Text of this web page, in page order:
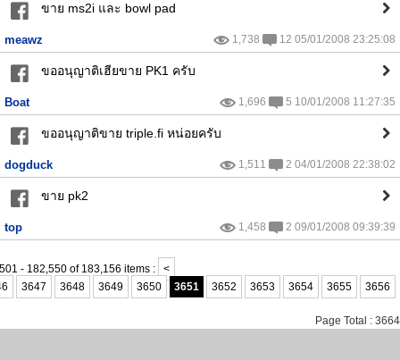
ขาย ms2i และ bowl pad
meawz 1,738 12 05/01/2008 23:25:08
ขออนุญาติเฮียขาย PK1 ครับ
Boat 1,696 5 10/01/2008 11:27:35
ขออนุญาติขาย triple.fi หน่อยครับ
dogduck 1,511 2 04/01/2008 22:38:02
ขาย pk2
top 1,458 2 09/01/2008 09:39:39
- 182,550 of 183,156 items :
<
3647 3648 3649 3650 3651 3652 3653 3654 3655 3656
Page Total : 3664